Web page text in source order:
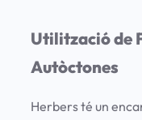
Utilització de
Autòctones
Herbers té un